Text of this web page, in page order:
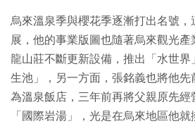
烏來溫泉季與櫻花季逐漸打出名號，
展，他的事業版圖也隨著烏來觀光
龍山莊不斷更新設備，推出「水世
生池」，另一方面，張銘義也將他
為溫泉飯店，三年前再將父親原先
「國際岩湯」，光是在烏來地區他就